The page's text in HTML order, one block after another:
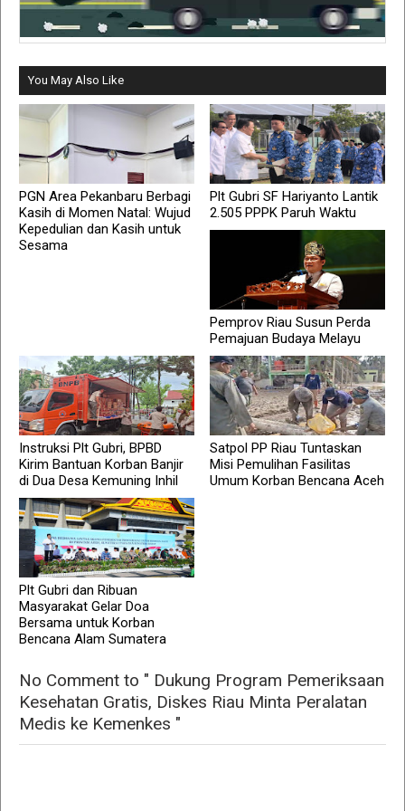
You May Also Like
PGN Area Pekanbaru Berbagi
Kasih di Momen Natal: Wujud
Kepedulian dan Kasih untuk
Sesama
Plt Gubri SF Hariyanto Lantik
2.505 PPPK Paruh Waktu
Pemprov Riau Susun Perda
Pemajuan Budaya Melayu
Instruksi Plt Gubri, BPBD
Kirim Bantuan Korban Banjir
di Dua Desa Kemuning Inhil
Satpol PP Riau Tuntaskan
Misi Pemulihan Fasilitas
Umum Korban Bencana Aceh
Plt Gubri dan Ribuan
Masyarakat Gelar Doa
Bersama untuk Korban
Bencana Alam Sumatera
No Comment to " Dukung Program Pemeriksaan
Kesehatan Gratis, Diskes Riau Minta Peralatan
Medis ke Kemenkes "